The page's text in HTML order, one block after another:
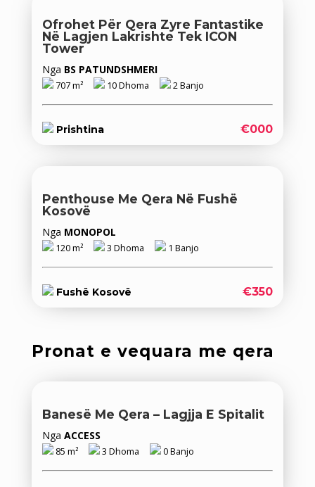
Ofrohet Për Qera Zyre Fantastike
Në Lagjen Lakrishte Tek ICON
Tower
Nga BS PATUNDSHMERI
707 m² 10 Dhoma 2 Banjo
Prishtina €000
Penthouse Me Qera Në Fushë
Kosovë
Nga MONOPOL
120 m² 3 Dhoma 1 Banjo
Fushë Kosovë €350
Pronat e vequara me qera
Banesë Me Qera – Lagjja E Spitalit
Nga ACCESS
85 m² 3 Dhoma 0 Banjo